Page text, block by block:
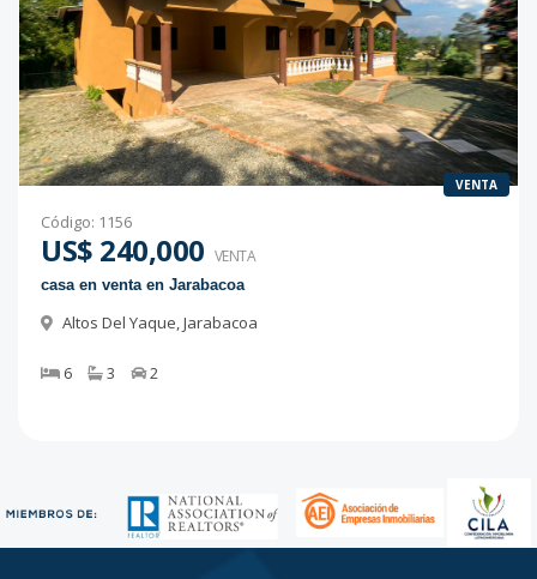
VENTA
Código: 1156
US$ 240,000 VENTA
casa en venta en Jarabacoa
Altos Del Yaque,Jarabacoa
6 3 2